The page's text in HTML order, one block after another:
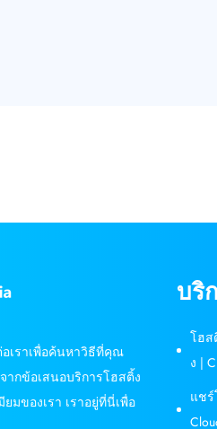
เราเพื่อค้นหาวิธีที่คุณ
กข้อเสนอบริการโฮสติ้ง
มของเรา เราอยู่ที่นี่เพื่อ
บริ
โฮส
ง |
แช